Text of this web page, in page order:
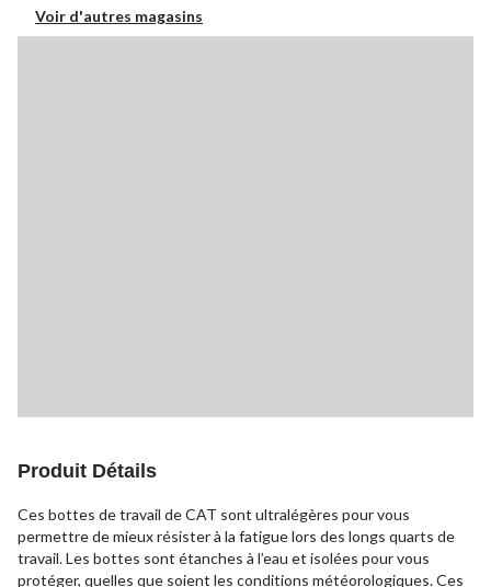
Voir d'autres magasins
Produit Détails
Ces bottes de travail de CAT sont ultralégères pour vous
permettre de mieux résister à la fatigue lors des longs quarts de
travail. Les bottes sont étanches à l’eau et isolées pour vous
protéger, quelles que soient les conditions météorologiques. Ces